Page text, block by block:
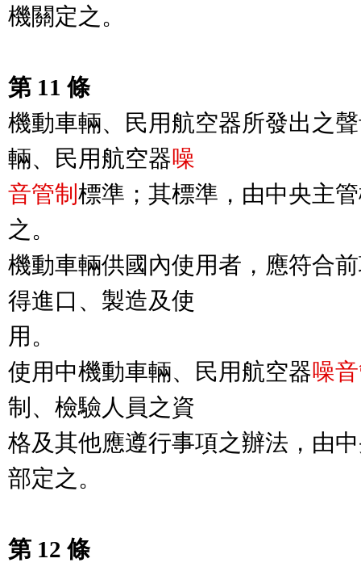
機關定之。
第 11 條
機動車輛、民用航空器所發出之
輛、民用航空器噪
音管制 標準；其標準，由中央主
之。
機動車輛供國內使用者，應符合
得進口、製造及使
用。
使用中機動車輛、民用航空器噪
制、檢驗人員之資
格及其他應遵行事項之辦法，由
部定之。
第 12 條